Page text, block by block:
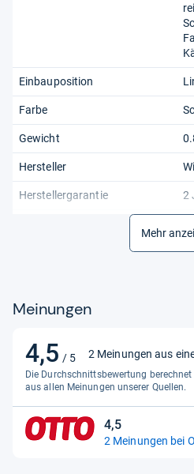
Einbauposition
Farbe
Gewicht
Hersteller
Herstellergarantie 2
Produktart1
Produktart2
Universelle Kompatibilität
Ursprungsland
Mehr
Meinungen
4,5 / 5
4,5
von
5
Sternen
2 Meinungen aus
Die Durchschnittsbewertung berechnet
aus allen Meinungen unserer Quellen.
4,5
4,5
von
2 Meinungen bei